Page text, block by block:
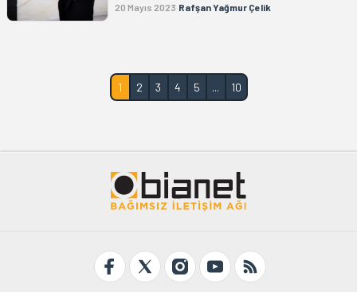
20 Mayıs 2023 Rafşan Yağmur Çelik
1 2 3 4 5 ... 10